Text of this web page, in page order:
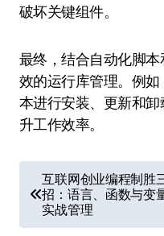
破坏关键组件。
最终，结合自动化脚
效的运行库管理。例
本进行安装、更新和
升工作效率。
章
导
互联网创业编程制胜
招：语言、函数与变
实战管理